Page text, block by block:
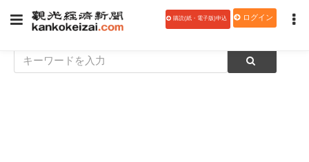
購読(紙・電子版)申込 ログイン